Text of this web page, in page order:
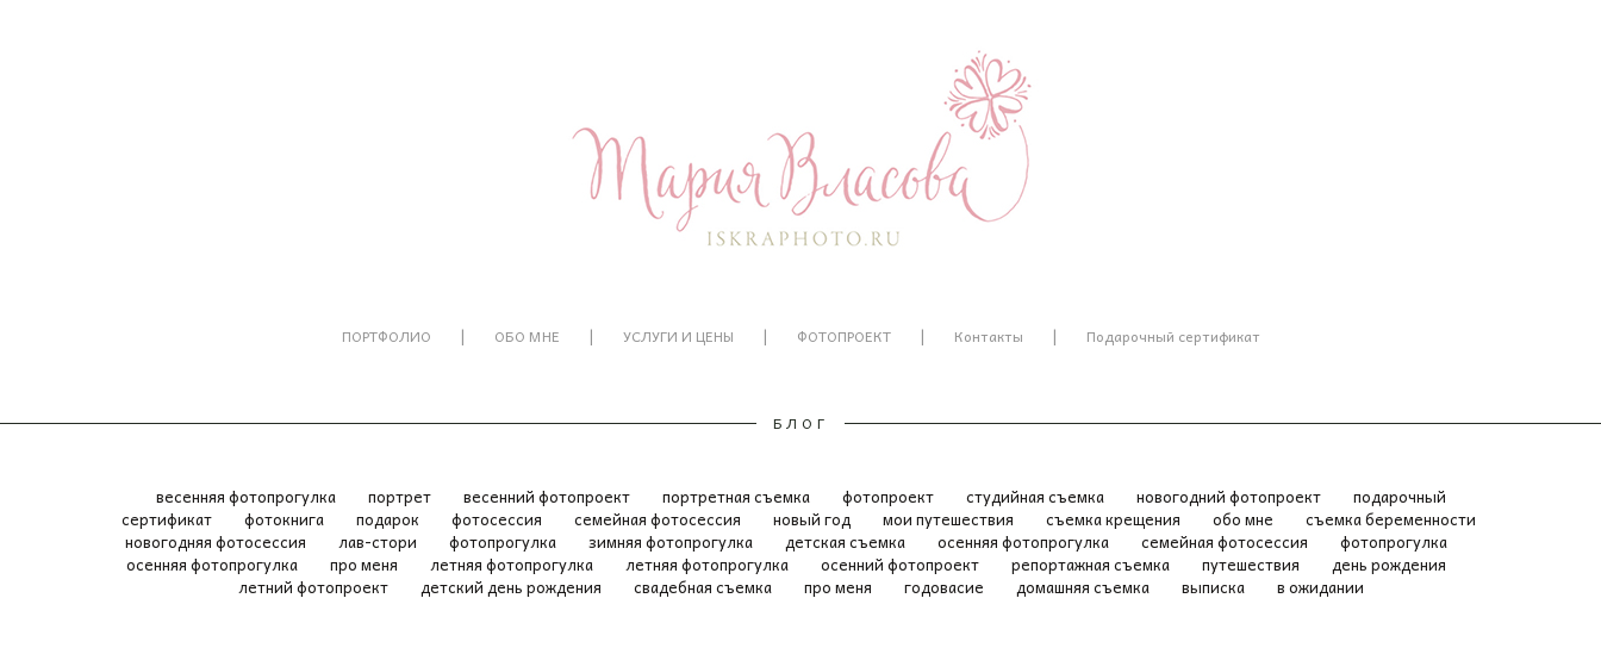
ПОРТФОЛИО | ОБО МНЕ | УСЛУГИ И ЦЕНЫ | ФОТОПРОЕКТ | Контакты | Подарочный сертификат
БЛОГ
весенняя фотопрогулка портрет весенний фотопроект портретная съемка фотопроект студийная съемка новогодний фотопроект
подарочный
сертификат
фотокнига подарок фотосессия семейная фотосессия новый год мои путешествия съемка крещения обо мне
съемка беременности
новогодняя фотосессия
лав-стори фотопрогулка зимняя фотопрогулка детская съемка осенняя фотопрогулка семейная фотосессия
фотопрогулка
осенняя фотопрогулка
про меня летняя фотопрогулка летняя фотопрогулка осенний фотопроект репортажная съемка путешествия
день рождения
летний фотопроект
детский день рождения свадебная съемка про меня годовасие домашняя съемка выписка в ожидании